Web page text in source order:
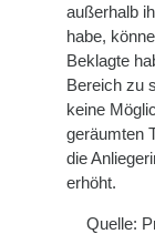
außerhalb
habe,
Beklagte
Bereich zu
keine
geräumten
die
erhöht.
Quelle: